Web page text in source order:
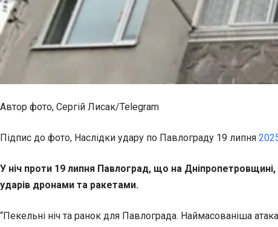
Автор фото, Сергій Лисак/Telegram
Підпис до фото, Наслідки удару по Павлограду 19 липня
У ніч проти 19 липня Павлоград, що на Дніпропетровщині,
ударів дронами та ракетами.
“Пекельні ніч та ранок для Павлограда. Наймасованіша